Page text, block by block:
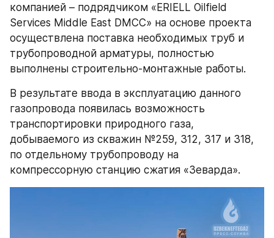
компанией – подрядчиком «ERIELL Oilfield
Services Middle East DMCC» на основе проекта
осуществлена поставка необходимых труб и
трубопроводной арматуры, полностью
выполнены строительно-монтажные работы.
В результате ввода в эксплуатацию данного
газопровода появилась возможность
транспортировки природного газа,
добываемого из скважин №259, 312, 317 и 318,
по отдельному трубопроводу на
компрессорную станцию сжатия «Зеварда».